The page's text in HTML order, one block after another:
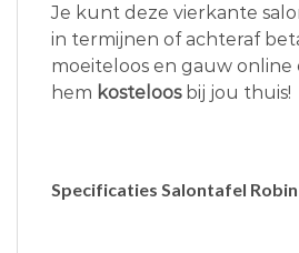
Je kunt deze vierkante
in termijnen of achteraf
moeiteloos en gauw online
hem kosteloosbij jou thuis!
Specificaties Salontafel Robin